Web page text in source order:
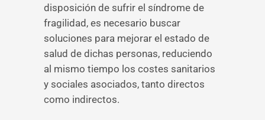
disposición de sufrir el síndrome de
fragilidad, es necesario buscar
soluciones para mejorar el estado de
salud de dichas personas, reduciendo
al mismo tiempo los costes sanitarios
y sociales asociados, tanto directos
como indirectos.